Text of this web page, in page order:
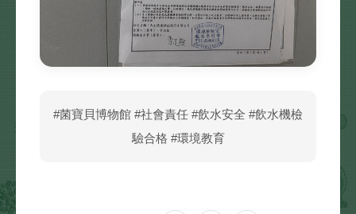
#菌寶貝博物館 #社會責任 #飲水安全 #飲水機檢
驗合格 #環境教育